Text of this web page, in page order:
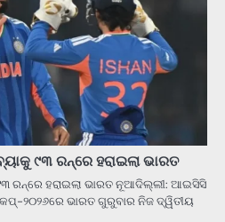
୯୩ ରନ୍‌ରେ ହରାଇଲା ଭାରତ
ରନ୍‌ରେ ହରାଇଲା ଭାରତ ନୂଆଦିଲ୍ଲୀ: ଆଇସିସି
୨୦୨୬ରେ ଭାରତ ଗୁରୁବାର ନିଜ ଦ୍ୱିତୀୟ